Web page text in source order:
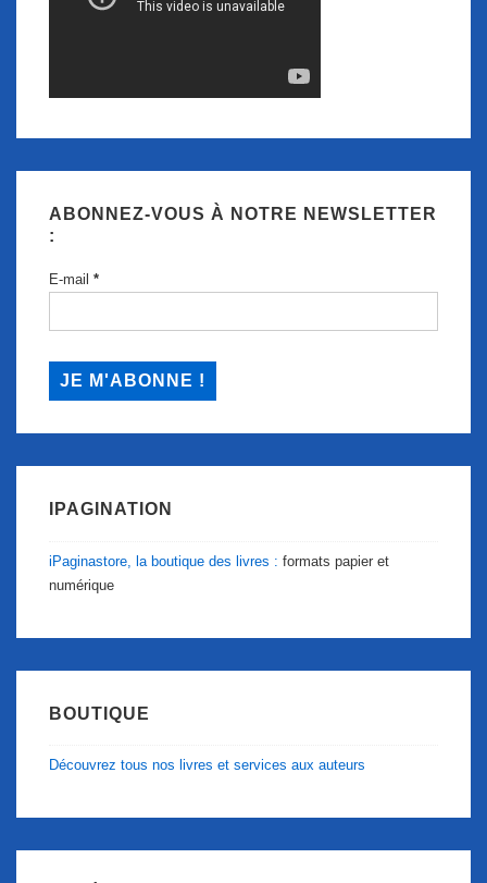
ABONNEZ-VOUS À NOTRE NEWSLETTER
:
E-mail *
IPAGINATION
iPaginastore, la boutique des livres : formats papier et
numérique
BOUTIQUE
Découvrez tous nos livres et services aux auteurs